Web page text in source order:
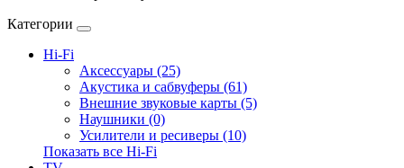
Категории
Hi-Fi
Аксессуары (25)
Акустика и сабвуферы (61)
Внешние звуковые карты (5)
Наушники (0)
Усилители и ресиверы (10)
Показать все Hi-Fi